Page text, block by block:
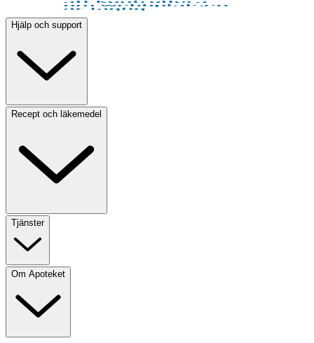
Hjälp och support
Recept och läkemedel
Tjänster
Om Apoteket